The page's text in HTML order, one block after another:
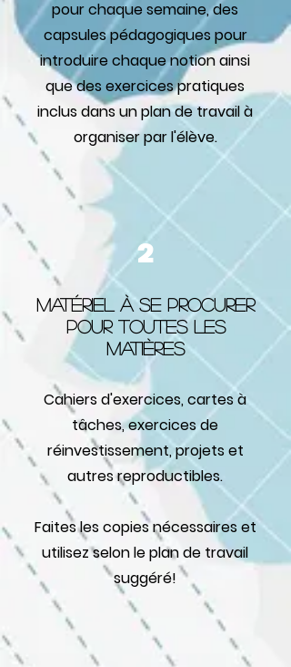
pour chaque semaine, des
capsules pédagogiques pour
introduire chaque notion ainsi
que des exercices pratiques
inclus dans un plan de travail à
organiser par l'élève.
2
Matériel à se procurer
pour toutes les
matières
Cahiers d'exercices, cartes à
tâches, exercices de
réinvestissement, projets et
autres reproductibles.
Faites les copies nécessaires et
utilisez selon le plan de travail
suggéré!